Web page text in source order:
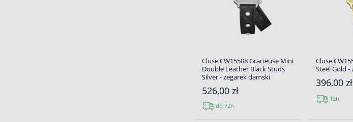
Cluse CW15508 Gracieuse Mini
Double Leather Black Studs
Silver - zegarek damski
526,00 zł
do 72h
Cluse
Steel Gold -
396,00 zł
12h